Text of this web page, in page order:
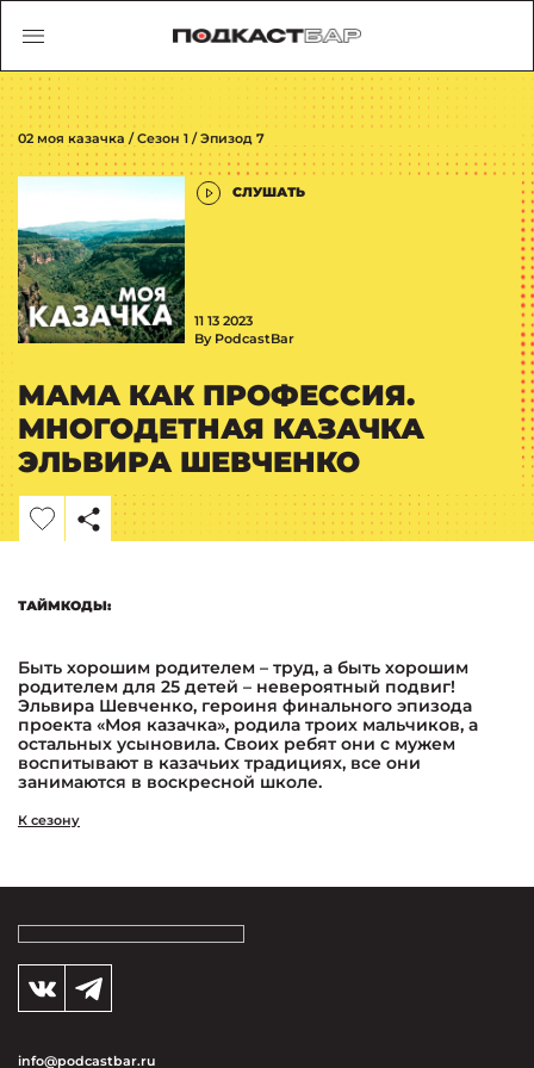
02 моя казачка / Сезон 1 / Эпизод 7
СЛУШАТЬ
11 13 2023
By PodcastBar
МАМА КАК ПРОФЕССИЯ.
МНОГОДЕТНАЯ КАЗАЧКА
ЭЛЬВИРА ШЕВЧЕНКО
ТАЙМКОДЫ:
Быть хорошим родителем – труд, а быть хорошим
родителем для 25 детей – невероятный подвиг!
Эльвира Шевченко, героиня финального эпизода
проекта «Моя казачка», родила троих мальчиков, а
остальных усыновила. Своих ребят они с мужем
воспитывают в казачьих традициях, все они
занимаются в воскресной школе.
К сезону
info@podcastbar.ru